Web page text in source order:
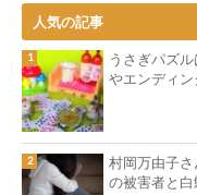
人気の記事
うさぎパズ
やエンディ
村岡万由子
の被害者と白